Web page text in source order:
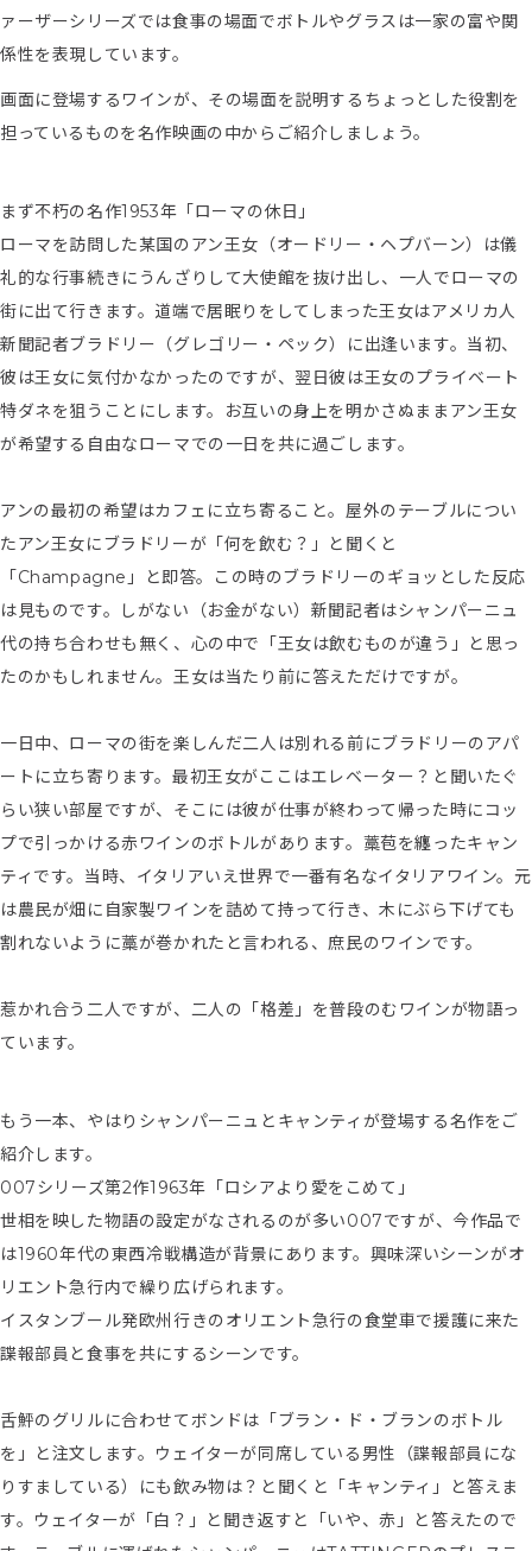
ァーザーシリーズでは食事の場面でボトルやグラスは一家の富や関
係性を表現しています。
画面に登場するワインが、その場面を説明するちょっとした役割を
担っているものを名作映画の中からご紹介しましょう。
まず不朽の名作1953年「ローマの休日」
ローマを訪問した某国のアン王女（オードリー・ヘプバーン）は儀
礼的な行事続きにうんざりして大使館を抜け出し、一人でローマの
街に出て行きます。道端で居眠りをしてしまった王女はアメリカ人
新聞記者ブラドリー（グレゴリー・ペック）に出逢います。当初、
彼は王女に気付かなかったのですが、翌日彼は王女のプライベート
特ダネを狙うことにします。お互いの身上を明かさぬままアン王女
が希望する自由なローマでの一日を共に過ごします。
アンの最初の希望はカフェに立ち寄ること。屋外のテーブルについ
たアン王女にブラドリーが「何を飲む？」と聞くと
「Champagne」と即答。この時のブラドリーのギョッとした反応
は見ものです。しがない（お金がない）新聞記者はシャンパーニュ
代の持ち合わせも無く、心の中で「王女は飲むものが違う」と思っ
たのかもしれません。王女は当たり前に答えただけですが。
一日中、ローマの街を楽しんだ二人は別れる前にブラドリーのアパ
ートに立ち寄ります。最初王女がここはエレベーター？と聞いたぐ
らい狭い部屋ですが、そこには彼が仕事が終わって帰った時にコッ
プで引っかける赤ワインのボトルがあります。藁苞を纏ったキャン
ティです。当時、イタリアいえ世界で一番有名なイタリアワイン。元
は農民が畑に自家製ワインを詰めて持って行き、木にぶら下げても
割れないように藁が巻かれたと言われる、庶民のワインです。
惹かれ合う二人ですが、二人の「格差」を普段のむワインが物語っ
ています。
もう一本、やはりシャンパーニュとキャンティが登場する名作をご
紹介します。
007シリーズ第2作1963年「ロシアより愛をこめて」
世相を映した物語の設定がなされるのが多い007ですが、今作品で
は1960年代の東西冷戦構造が背景にあります。興味深いシーンがオ
リエント急行内で繰り広げられます。
イスタンブール発欧州行きのオリエント急行の食堂車で援護に来た
諜報部員と食事を共にするシーンです。
舌鮃のグリルに合わせてボンドは「ブラン・ド・ブランのボトル
を」と注文します。ウェイターが同席している男性（諜報部員にな
りすましている）にも飲み物は？と聞くと「キャンティ」と答えま
す。ウェイターが「白？」と聞き返すと「いや、赤」と答えたので